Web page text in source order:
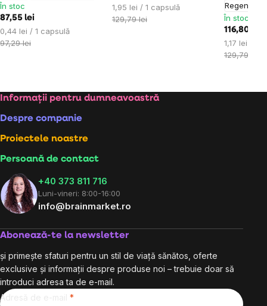
În stoc
87,55 lei
Evaluare
preţ:
0,44 lei / 1 capsulă
97,29 lei
Evaluare
preţ:
1,95 lei / 1 capsulă
129,79 lei
În stoc
116,80 lei
Evaluare
preţ:
1,17 lei / 1
129,79 lei
Subsol
Informații pentru dumneavoastră
Despre companie
Proiectele noastre
Persoană de contact
+40 373 811 716
Luni-vineri: 8:00-16:00
info@brainmarket.ro
Abonează-te la newsletter
și primește sfaturi pentru un stil de viață sănătos, oferte
exclusive și informații despre produse noi – trebuie doar să
introduci adresa ta de e-mail.
Adresă de e-mail